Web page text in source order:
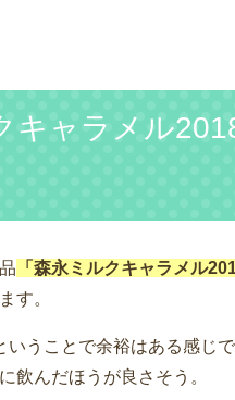
キャラメル
「森永ミルクキャラメル
す。
いうことで余裕はある感じ
飲んだほうが良さそう。